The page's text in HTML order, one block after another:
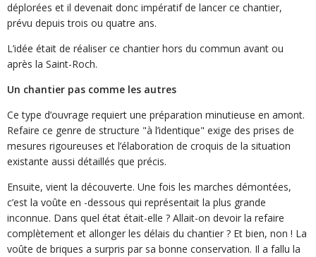
déplorées et il devenait donc impératif de lancer ce chantier,
prévu depuis trois ou quatre ans.
L’idée était de réaliser ce chantier hors du commun avant ou
après la Saint-Roch.
Un chantier pas comme les autres
Ce type d’ouvrage requiert une préparation minutieuse en amont.
Refaire ce genre de structure "à l’identique" exige des prises de
mesures rigoureuses et l’élaboration de croquis de la situation
existante aussi détaillés que précis.
Ensuite, vient la découverte. Une fois les marches démontées,
c’est la voûte en -dessous qui représentait la plus grande
inconnue. Dans quel état était-elle ? Allait-on devoir la refaire
complètement et allonger les délais du chantier ? Et bien, non ! La
voûte de briques a surpris par sa bonne conservation. Il a fallu la